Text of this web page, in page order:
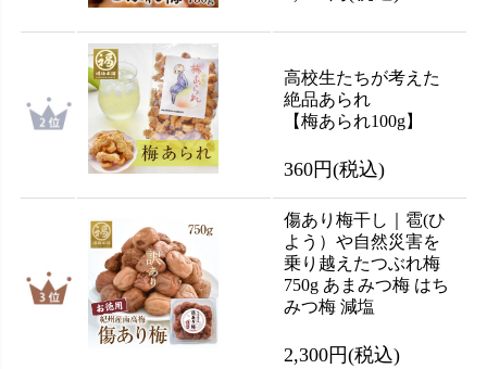
高校生たちが考えた
絶品あられ
【梅あられ100g】
360円(税込)
傷あり梅干し｜雹(ひ
よう）や自然災害を
乗り越えたつぶれ梅
750g あまみつ梅 はち
みつ梅 減塩
2,300円(税込)